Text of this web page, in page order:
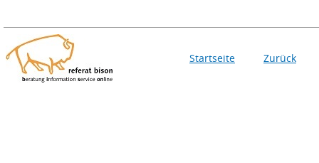
Startseite Zurück